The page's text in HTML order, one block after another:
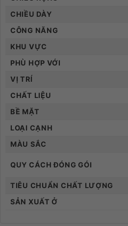
CHIỀU DÀY
CÔNG NĂNG
KHU VỰC
PHÙ HỢP VỚI
VỊ TRÍ
CHẤT LIỆU
BỀ MẶT
LOẠI CẠNH
MÀU SẮC
QUY CÁCH ĐÓNG GÓI
TIÊU CHUẨN CHẤT LƯỢNG
SẢN XUẤT Ở